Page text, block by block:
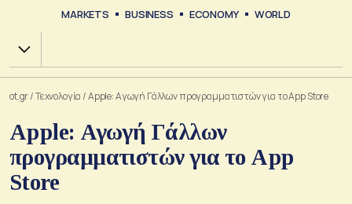
MARKETS BUSINESS ECONOMY WORLD
Χ.Α.
ot.gr/Τεχνολογία /Apple: Αγωγή Γάλλων προγραμματιστών για το App Store
Apple: Αγωγή Γάλλων
προγραμματιστών για το App
Store